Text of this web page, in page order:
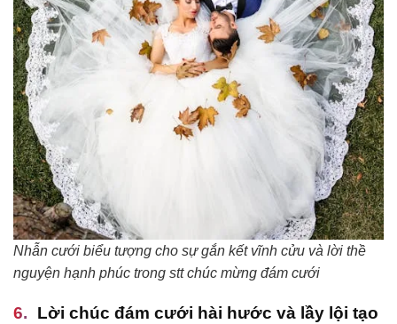
Nhẫn cưới biểu tượng cho sự gắn kết vĩnh cửu và lời thề
nguyện hạnh phúc trong stt chúc mừng đám cưới
Lời chúc đám cưới hài hước và lầy lội tạo